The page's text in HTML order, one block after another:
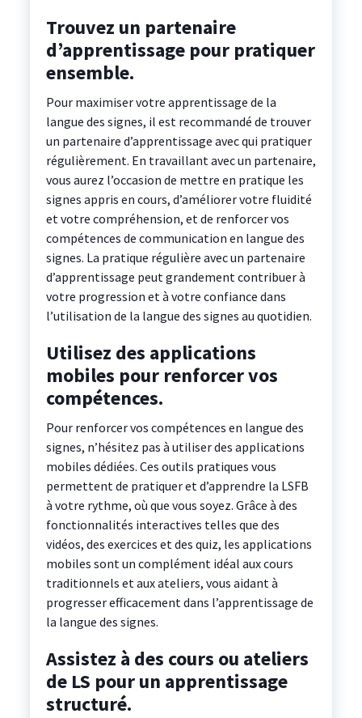
Trouvez un partenaire
d’apprentissage pour pratiquer
ensemble.
Pour maximiser votre apprentissage de la
langue des signes, il est recommandé de trouver
un partenaire d’apprentissage avec qui pratiquer
régulièrement. En travaillant avec un partenaire,
vous aurez l’occasion de mettre en pratique les
signes appris en cours, d’améliorer votre fluidité
et votre compréhension, et de renforcer vos
compétences de communication en langue des
signes. La pratique régulière avec un partenaire
d’apprentissage peut grandement contribuer à
votre progression et à votre confiance dans
l’utilisation de la langue des signes au quotidien.
Utilisez des applications
mobiles pour renforcer vos
compétences.
Pour renforcer vos compétences en langue des
signes, n’hésitez pas à utiliser des applications
mobiles dédiées. Ces outils pratiques vous
permettent de pratiquer et d’apprendre la LSFB
à votre rythme, où que vous soyez. Grâce à des
fonctionnalités interactives telles que des
vidéos, des exercices et des quiz, les applications
mobiles sont un complément idéal aux cours
traditionnels et aux ateliers, vous aidant à
progresser efficacement dans l’apprentissage de
la langue des signes.
Assistez à des cours ou ateliers
de LS pour un apprentissage
structuré.